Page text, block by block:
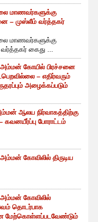
மாணவர்களுக்கு
– முஸ்லீம் வர்த்தகர்
மாணவர்களுக்கு
கைது ...
கோயில் பிரச்சனை
– எதிர்வரும்
அழைக்கப்படும்
ஆலய நிர்வாகத்திற்கு
கவனயீர்ப்பு போராட்டம்
கோவிலில் திருடிய
கோவிலில்
தொடர்பாக
மேற்கொள்ளப்படவேண்டும்